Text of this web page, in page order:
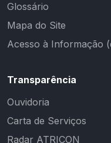
Glossário
Mapa do Site
Acesso à Informação
Transparência
Ouvidoria
Carta de Serviços
Radar ATRICON